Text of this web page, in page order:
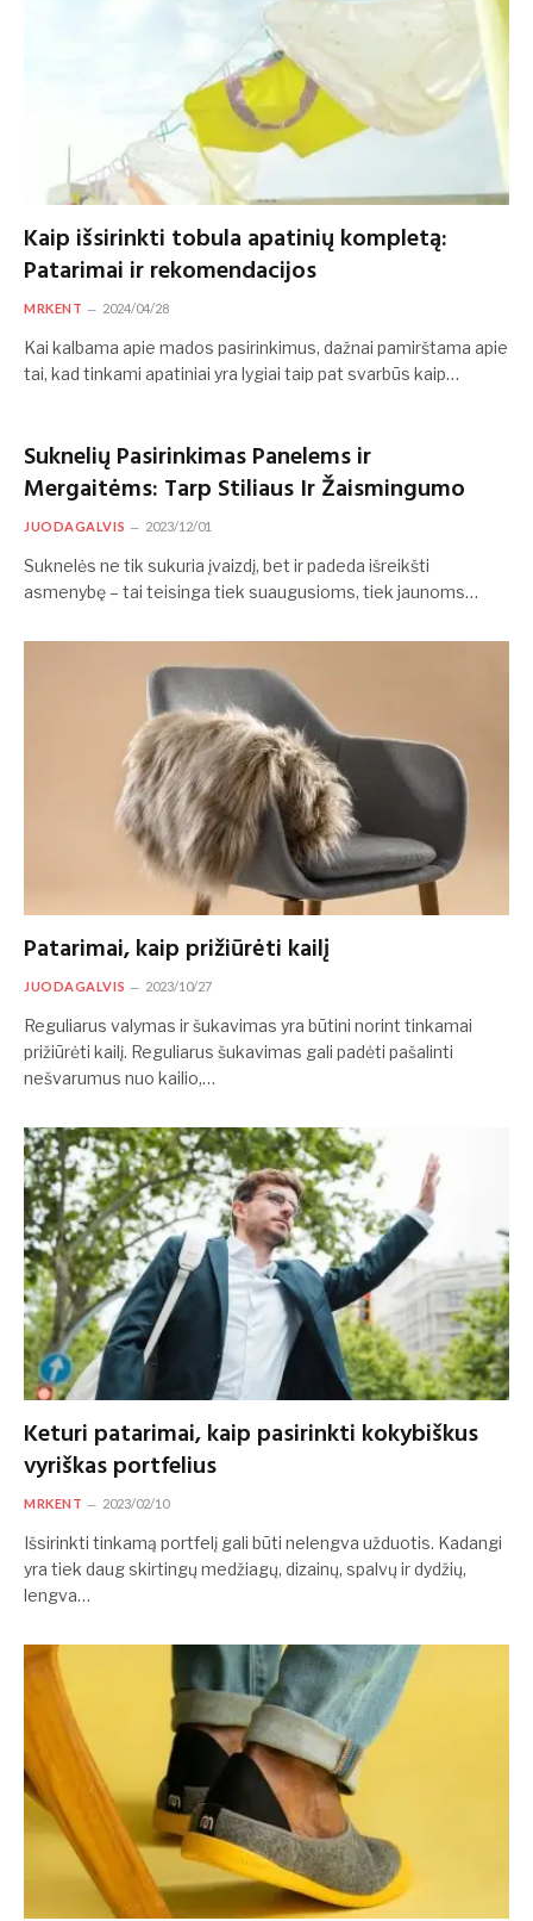
Kaip išsirinkti tobula apatinių kompletą:
Patarimai ir rekomendacijos
MRKENT 2024/04/28
Kai kalbama apie mados pasirinkimus, dažnai pamirštama apie
tai, kad tinkami apatiniai yra lygiai taip pat svarbūs kaip…
Suknelių Pasirinkimas Panelems ir
Mergaitėms: Tarp Stiliaus Ir Žaismingumo
JUODAGALVIS 2023/12/01
Suknelės ne tik sukuria įvaizdį, bet ir padeda išreikšti
asmenybę – tai teisinga tiek suaugusioms, tiek jaunoms…
Patarimai, kaip prižiūrėti kailį
JUODAGALVIS 2023/10/27
Reguliarus valymas ir šukavimas yra būtini norint tinkamai
prižiūrėti kailį. Reguliarus šukavimas gali padėti pašalinti
nešvarumus nuo kailio,…
Keturi patarimai, kaip pasirinkti kokybiškus
vyriškas portfelius
MRKENT 2023/02/10
Išsirinkti tinkamą portfelį gali būti nelengva užduotis. Kadangi
yra tiek daug skirtingų medžiagų, dizainų, spalvų ir dydžių,
lengva…